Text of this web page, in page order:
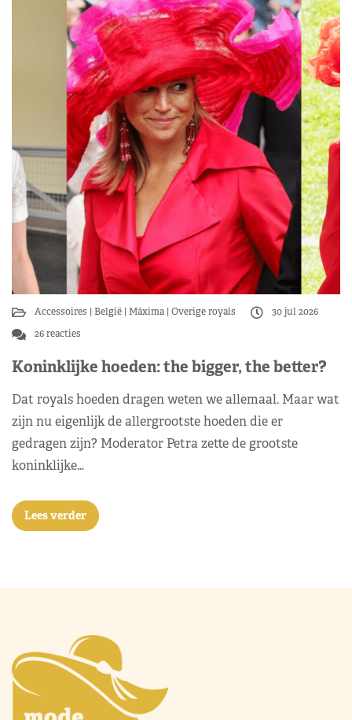
Accessoires België Máxima Overige royals
30 jul 2026
26 reacties
Koninklijke hoeden: the bigger, the better?
Dat royals hoeden dragen weten we allemaal. Maar wat
zijn nu eigenlijk de allergrootste hoeden die er
gedragen zijn? Moderator Petra zette de grootste
koninklijke…
Lees verder